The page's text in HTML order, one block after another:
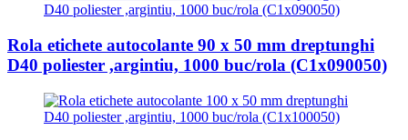
Rola etichete autocolante 90 x 50 mm dreptunghi
D40 poliester ,argintiu, 1000 buc/rola (C1x090050)